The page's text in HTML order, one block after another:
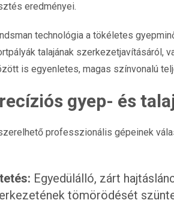
eredményei.
technológia a tökéletes
talajának
is egyenletes, magas színvonalú
gyep- és
professzionális gépeinek
Egyedülálló, zárt
tömörödését